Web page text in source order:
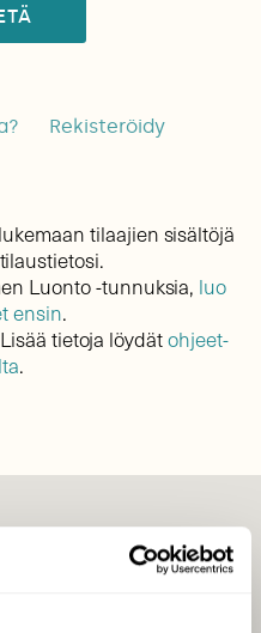
Rekisteröidy
tilaajien sisältöjä
Luonto -tunnuksia, luo
ensin.
tietoja löydätohjeet-
.